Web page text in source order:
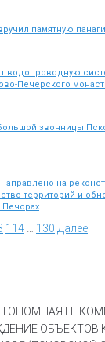
памятную
водопроводную
Печерского
звонницы
на
территорий и
Печорах
114 130 Далее
ОБЪЕКТОВ